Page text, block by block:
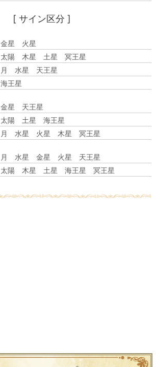
[ サイン区分 ]
金星 火星
太陽 木星 土星 冥王星
月 水星 天王星
海王星
金星 天王星
太陽 土星 海王星
月 水星 火星 木星 冥王星
月 水星 金星 火星 天王星
太陽 木星 土星 海王星 冥王星